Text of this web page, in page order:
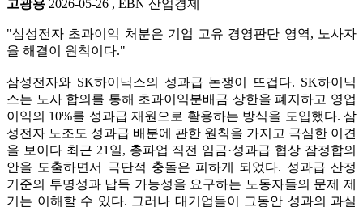
고광용 2026-05-26 , EBN 산업경제
"삼성전자 초과이익 처분은 기업 고유 경영판단 영역, 노사자
율 해결이 원칙이다."
삼성전자와 SK하이닉스의 성과급 논쟁이 뜨겁다. SK하이닉
스는 노사 합의를 통해 초과이익분배금 상한을 폐지하고 영업
이익의 10%를 성과급 재원으로 활용하는 방식을 도입했다. 삼
성전자 노조도 성과급 배분에 관한 원칙을 가지고 극심한 이견
을 보이다 최근 21일, 총파업 직전 임금·성과급 협상 잠정합의
안을 도출하면서 극단적 충돌은 피하게 되었다. 성과급 산정
기준의 투명성과 납득 가능성을 요구하는 노동자들의 문제 제
기는 이해할 수 있다. 그러나 대기업들이 그동안 성과의 과실